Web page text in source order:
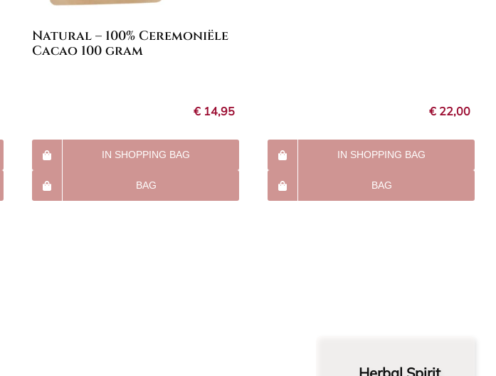
Natural – 100% Ceremoniële
Cacao 100 gram
€ 14,95
IN SHOPPING BAG
BAG
€ 22,00
IN SHOPPING BAG
BAG